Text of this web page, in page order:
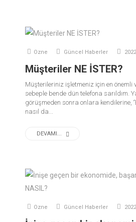
Ozne Güncel Haberler
Müşteriler NE İSTER?
Müşterileriniz işletmeniz için en önemli
sebeple bende dün telefona sarıldım.
görüşmeden sonra onlara kendilerine,
nasıl da...
DEVAMI...
Ozne Güncel Haberler